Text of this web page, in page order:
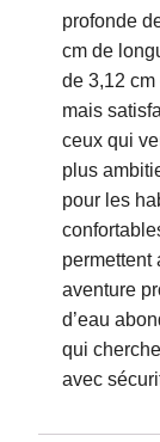
profonde
cm de
de 3,12
mais
ceux qui
plus
pour les
permettent
aventure
d’eau
qui
avec